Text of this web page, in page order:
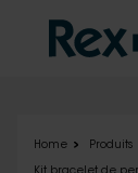
Home Produits